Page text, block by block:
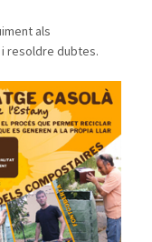
als
resoldre dubtes.